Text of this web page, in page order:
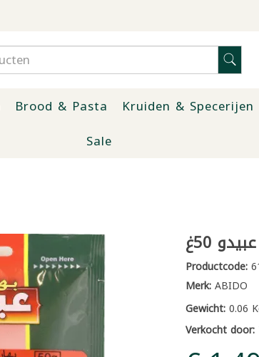
Brood & Pasta Kruiden & Specerijen
Sale
50غ
Productcode:
Merk:ABIDO
Gewicht:0.06
Verkocht door: